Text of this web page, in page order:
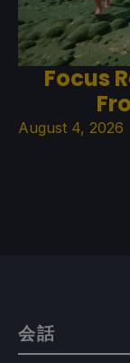
Focus
August 4, 2026
会話